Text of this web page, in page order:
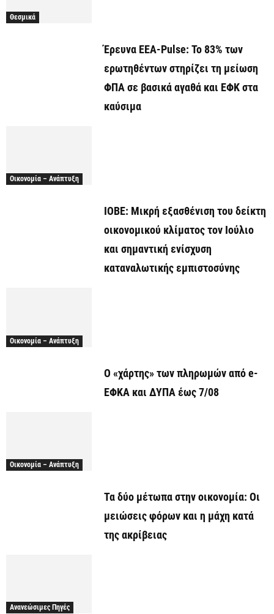
Θεσμικά
Έρευνα ΕΕΑ-Pulse: Το 83% των
ερωτηθέντων στηρίζει τη μείωση
ΦΠΑ σε βασικά αγαθά και ΕΦΚ στα
καύσιμα
Οικονομία – Ανάπτυξη
ΙΟΒΕ: Μικρή εξασθένιση του δείκτη
οικονομικού κλίματος τον Ιούλιο
και σημαντική ενίσχυση
καταναλωτικής εμπιστοσύνης
Οικονομία – Ανάπτυξη
Ο «χάρτης» των πληρωμών από e-
ΕΦΚΑ και ΔΥΠΑ έως 7/08
Οικονομία – Ανάπτυξη
Τα δύο μέτωπα στην οικονομία: Οι
μειώσεις φόρων και η μάχη κατά
της ακρίβειας
Ανανεώσιμες Πηγές